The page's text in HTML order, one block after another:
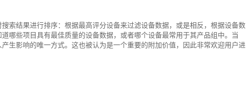
索结果进行排序：根据最高评分设备来过滤设备数据，或是相反，根据设备数
哪些项目具有最佳质量的设备数据，或者哪个设备最常用于其产品组中。当
生影响的唯一方式。这也被认为是一个重要的附加价值，因此非常欢迎用户进